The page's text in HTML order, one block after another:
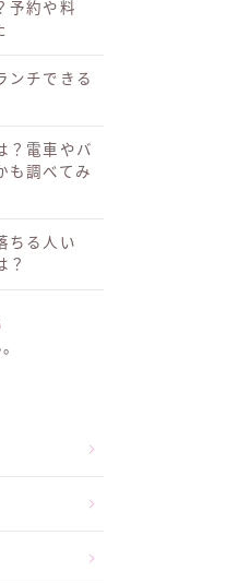
予約や料
ンチできる
？電車やバ
も調べてみ
ちる人い
？